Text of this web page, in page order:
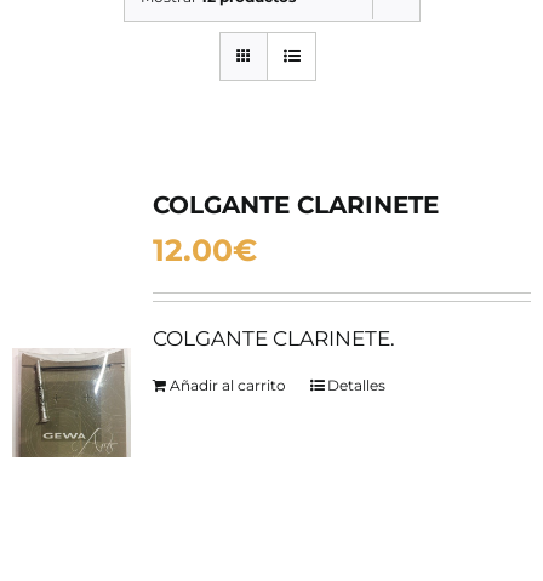
SERVICIOS TALLER
COLGANTE CLARINETE
12.00€
COLGANTE CLARINETE.
Añadir al carrito Detalles